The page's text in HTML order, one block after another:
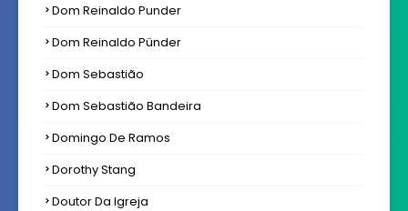
Dom Reinaldo Punder
Dom Reinaldo Pünder
Dom Sebastião
Dom Sebastião Bandeira
Domingo De Ramos
Dorothy Stang
Doutor Da Igreja